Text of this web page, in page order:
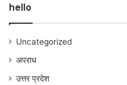
hello
Uncategorized
अपराध
उत्तर प्रदेश